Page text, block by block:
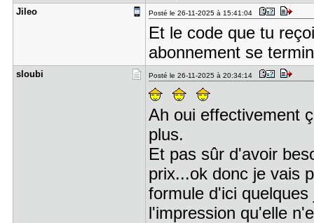
Jileo Posté le 26-11-2025 à 15:41:04
Et le code que tu
abonnement se
sloubi Posté le 26-11-2025 à 20:34:14
Ah oui effectivement
plus.
Et pas sûr d'avoir
prix...ok donc je vais
formule d'ici
l'impression qu'elle